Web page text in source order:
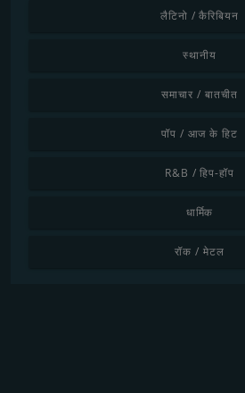
लैटिनो / कैरिबियन
स्थानीय
समाचार / बातचीत
पॉप / आज के हिट
R&B / हिप-हॉप
धार्मिक
रॉक / मेटल